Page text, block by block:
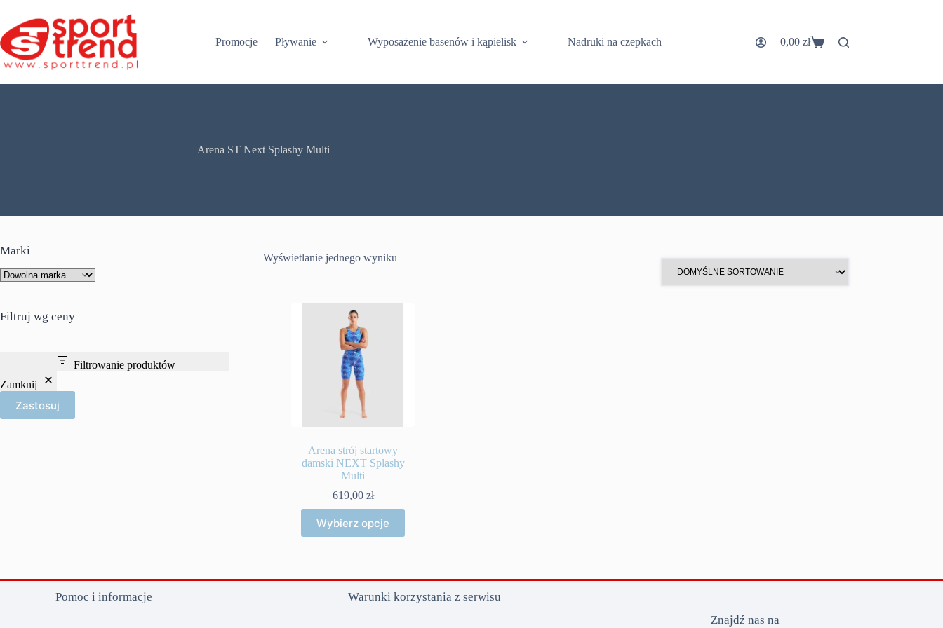
treści
Promocje
Pływanie Wyposażenie basenów i kąpielisk Nadruki na czepkach Koszyk
0,00 zł
Arena ST Next Splashy Multi
Wyświetlanie jednego wyniku
Arena strój startowy
damski NEXT Splashy
Multi
619,00 zł
Wybierz opcje
produkt
ma
Opcje
można
wybrać
Marki
Filtruj wg ceny
Filtrowanie produktów
Zamknij
Zastosuj
Pomoc i informacje
Warunki korzystania z serwisu
Znajdź nas na